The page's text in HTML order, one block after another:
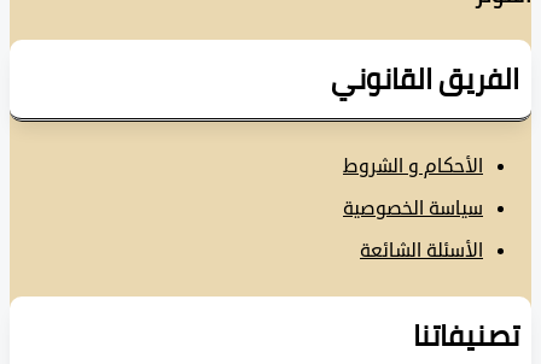
القانوني
الأحكام و الشروط
سياسة الخصوصية
الأسئلة الشائعة